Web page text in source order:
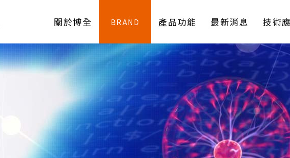
關於博全 BRAND 產品功能 最新消息 技術